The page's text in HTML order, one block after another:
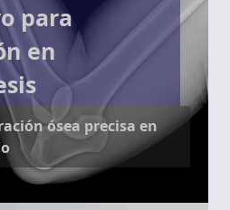
para
en
ósea precisa en